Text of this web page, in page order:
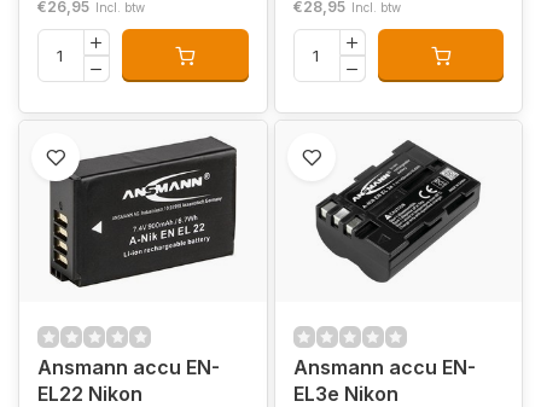
€26,95 Incl. btw €28,95 Incl. btw
Ansmann accu EN-
EL22 Nikon
Ansmann accu EN-
EL3e Nikon